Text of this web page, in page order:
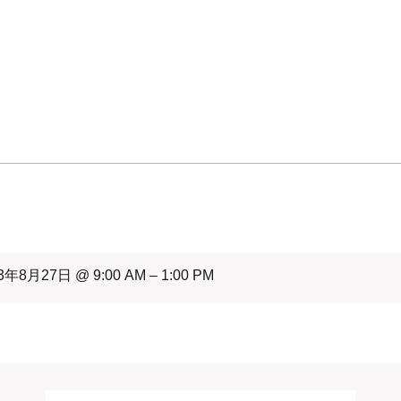
年8月27日 @ 9:00 AM – 1:00 PM